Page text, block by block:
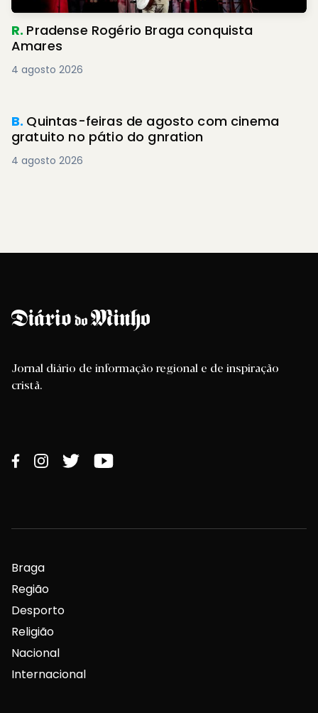
R. Pradense Rogério Braga conquista
Amares
4 agosto 2026
B. Quintas-feiras de agosto com cinema
gratuito no pátio do gnration
4 agosto 2026
Jornal diário de informação regional e de inspiração
cristã.
Braga
Região
Desporto
Religião
Nacional
Internacional